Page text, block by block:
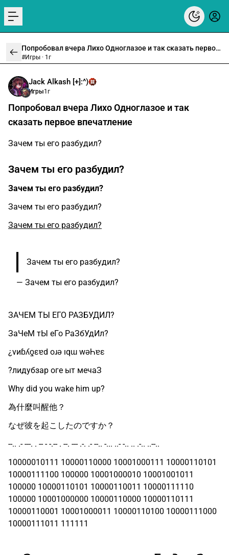
menu
Попробовал вчера Лихо Одноглазое и так сказать первое впечатление
#Игры · 1г
Jack Alkash [+]:^)
Игры1г
Попробовал вчера Лихо Одноглазое и так
сказать первое впечатление
Зачем ты его разбудил?
Зачем ты его разбудил?
Зачем ты его разбудил?
Зачем ты его разбудил?
Зачем ты его разбудил?
Зачем ты его разбудил?
— Зачем ты его разбудил?
ЗАЧЕМ ТЫ ЕГО РАЗБУДИЛ?
ЗаЧеМ тЫ еГо РаЗбУдИл?
¿vиɓʎƍεɐd оɹǝ ıqɯ wǝҺɐε
?лидубзар оге ыт мечаЗ
Why did you wake him up?
為什麼叫醒他？
なぜ彼を起こしたのですか？
--.. .- ---. . -- - -.-- . --. --- .-. .- --.. -... ..- -.. .. .-.. ..--..
10000010111 10000110000 10001000111 10000110101
10000111100 100000 10001000010 10001001011
100000 10000110101 10000110011 10000111110
100000 10001000000 10000110000 10000110111
10000110001 10001000011 10000110100 10000111000
10000111011 111111